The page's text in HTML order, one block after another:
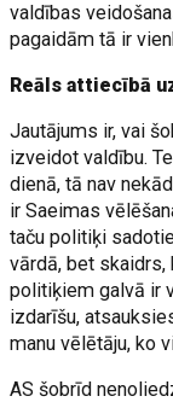
valdības
pagaidām tā ir
Reāls attiecībā
Jautājums ir, vai
izveidot valdību.
dienā, tā nav
ir Saeimas
taču politiķi
vārdā, bet
politiķiem galvā ir
izdarīšu,
manu vēlētāju, ko
AS šobrīd